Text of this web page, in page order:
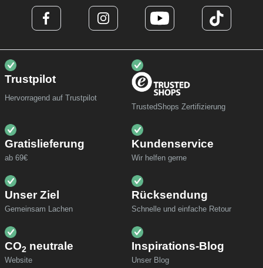
Trustpilot
Hervorragend auf Trustpilot
TrustedShops Zertifizierung
Gratislieferung
ab 69€
Kundenservice
Wir helfen gerne
Unser Ziel
Gemeinsam Lachen
Rücksendung
Schnelle und einfache Retour
CO2 neutrale
Website
Inspirations-Blog
Unser Blog